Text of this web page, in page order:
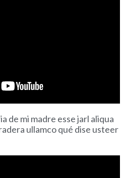
de mi madre esse jarl aliqua
ullamco qué dise usteer